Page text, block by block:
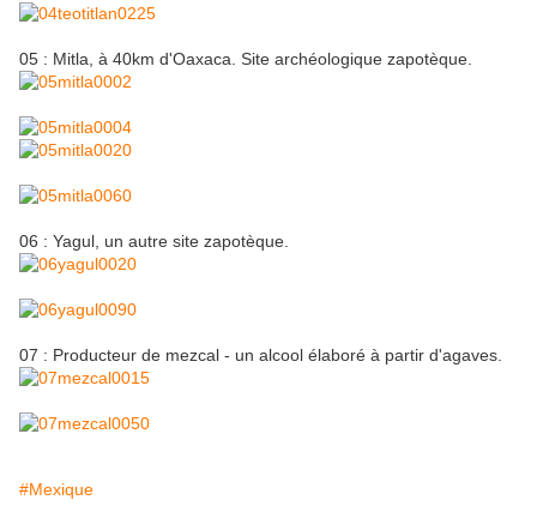
05 : Mitla, à 40km d'Oaxaca. Site archéologique zapotèque.
06 : Yagul, un autre site zapotèque.
07 : Producteur de mezcal - un alcool élaboré à partir d'agaves.
#Mexique